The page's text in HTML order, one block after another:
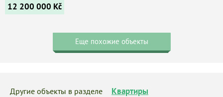
12 200 000 Kč
Еще похожие объекты
Другие объекты в разделе Квартиры